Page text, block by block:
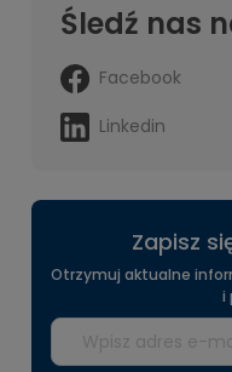
Śledź nas
Facebook
Linkedin
Zapisz
Otrzymuj aktualne
i